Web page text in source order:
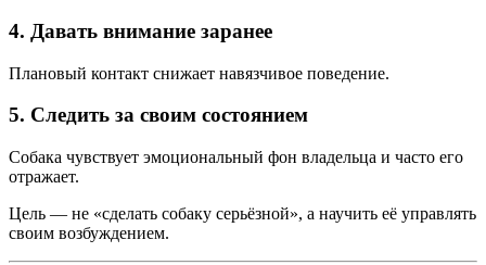
4. Давать внимание заранее
Плановый контакт снижает навязчивое поведение.
5. Следить за своим состоянием
Собака чувствует эмоциональный фон владельца и часто его
отражает.
Цель — не «сделать собаку серьёзной», а научить её управлять
своим возбуждением.